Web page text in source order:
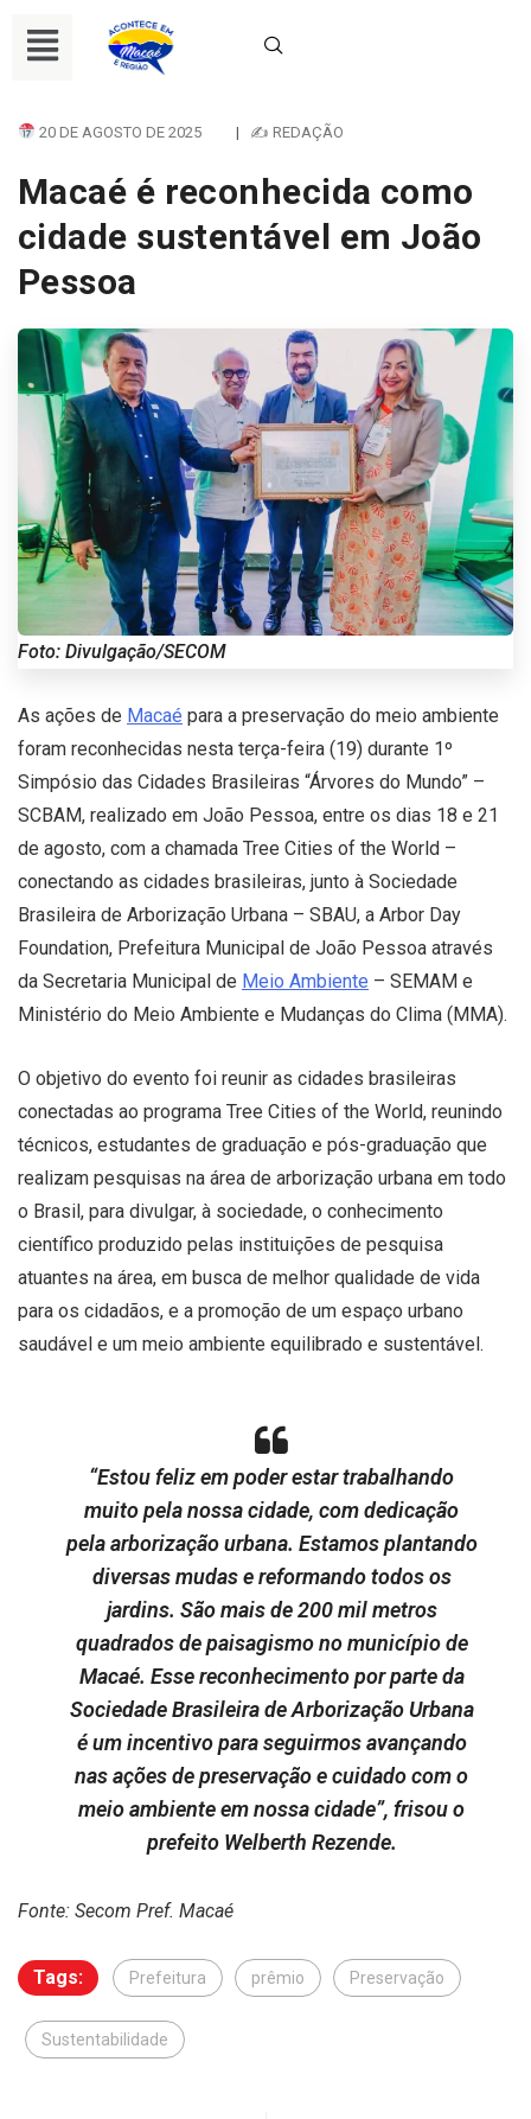
20 DE AGOSTO DE 2025 | ✍ REDAÇÃO
Macaé é reconhecida como
cidade sustentável em João
Pessoa
Foto: Divulgação/SECOM
As ações de Macaé para a preservação do meio ambiente
foram reconhecidas nesta terça-feira (19) durante 1º
Simpósio das Cidades Brasileiras “Árvores do Mundo” –
SCBAM, realizado em João Pessoa, entre os dias 18 e 21
de agosto, com a chamada Tree Cities of the World –
conectando as cidades brasileiras, junto à Sociedade
Brasileira de Arborização Urbana – SBAU, a Arbor Day
Foundation, Prefeitura Municipal de João Pessoa através
da Secretaria Municipal de Meio Ambiente – SEMAM e
Ministério do Meio Ambiente e Mudanças do Clima (MMA).
O objetivo do evento foi reunir as cidades brasileiras
conectadas ao programa Tree Cities of the World, reunindo
técnicos, estudantes de graduação e pós-graduação que
realizam pesquisas na área de arborização urbana em todo
o Brasil, para divulgar, à sociedade, o conhecimento
científico produzido pelas instituições de pesquisa
atuantes na área, em busca de melhor qualidade de vida
para os cidadãos, e a promoção de um espaço urbano
saudável e um meio ambiente equilibrado e sustentável.
“Estou feliz em poder estar trabalhando
muito pela nossa cidade, com dedicação
pela arborização urbana. Estamos plantando
diversas mudas e reformando todos os
jardins. São mais de 200 mil metros
quadrados de paisagismo no município de
Macaé. Esse reconhecimento por parte da
Sociedade Brasileira de Arborização Urbana
é um incentivo para seguirmos avançando
nas ações de preservação e cuidado com o
meio ambiente em nossa cidade”, frisou o
prefeito Welberth Rezende.
Fonte: Secom Pref. Macaé
Tags: Prefeitura prêmio Preservação
Sustentabilidade